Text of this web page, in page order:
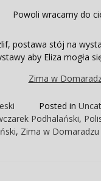
Powoli wracamy do
postawa stój na
aby Eliza mogła
Posted in
Podhalański,
, Zima w Domaradzu